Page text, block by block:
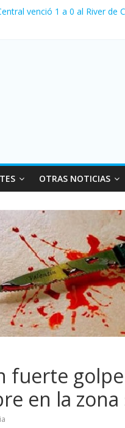
venció 1 a 0 al River de
Vacaciones de invierno con
Fuerte caída de la venta de
OTRAS NOTICIAS
fuerte
en la